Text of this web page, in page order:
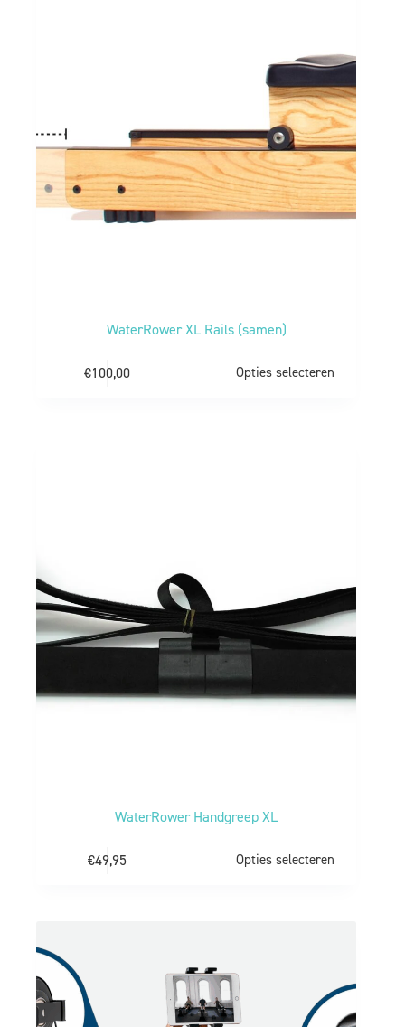
WaterRower XL Rails (samen)
€100,00 Opties selecteren
WaterRower Handgreep XL
€49,95 Opties selecteren